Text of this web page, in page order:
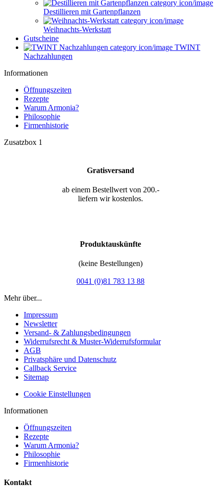
Destillieren mit Gartenpflanzen
Weihnachts-Werkstatt
Gutscheine
TWINT
Nachzahlungen
Informationen
Öffnungszeiten
Rezepte
Warum Armonia?
Philosophie
Firmenhistorie
Zusatzbox 1
Gratisversand
ab einem Bestellwert von 200.-
liefern wir kostenlos.
Produktauskünfte
(keine Bestellungen)
0041 (0)81 783 13 88
Mehr über...
Impressum
Newsletter
Versand- & Zahlungsbedingungen
Widerrufsrecht & Muster-Widerrufsformular
AGB
Privatsphäre und Datenschutz
Callback Service
Sitemap
Cookie Einstellungen
Informationen
Öffnungszeiten
Rezepte
Warum Armonia?
Philosophie
Firmenhistorie
Kontakt